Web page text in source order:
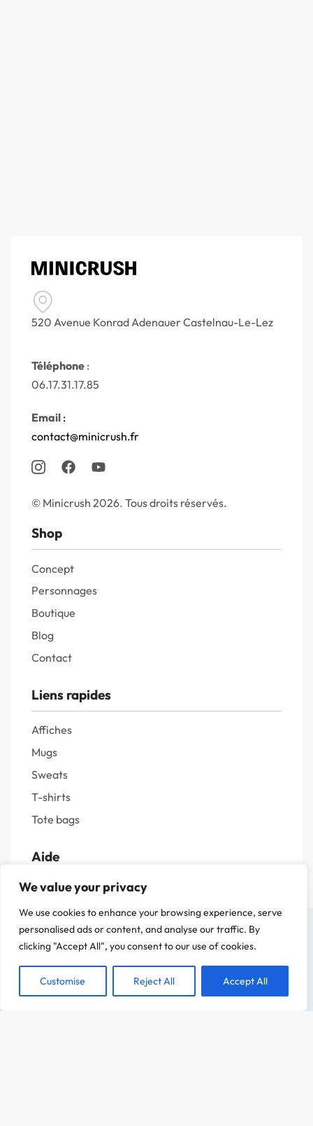
We value your privacy
We use cookies to enhance your browsing experience, serve
personalised ads or content, and analyse our traffic. By
clicking "Accept All", you consent to our use of cookies.
Customise Reject All Accept All
520 Avenue Konrad Adenauer Castelnau-Le-Lez
Téléphone :
06.17.31.17.85
Email :
contact@minicrush.fr
© Minicrush 2026. Tous droits réservés.
Shop
Concept
Personnages
Boutique
Blog
Contact
Liens rapides
Affiches
Mugs
Sweats
T-shirts
Tote bags
Aide
Livraisons et retours
Guide des tailles
Questions fréquentes
Mentions légales
On a attendu d'être sûr que le contenu de notre site vous intéresse avant de
C'est OK pour vous ?
ACCEPTER